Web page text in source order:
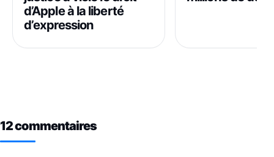
d’Apple à la liberté
d’expression
12 commentaires